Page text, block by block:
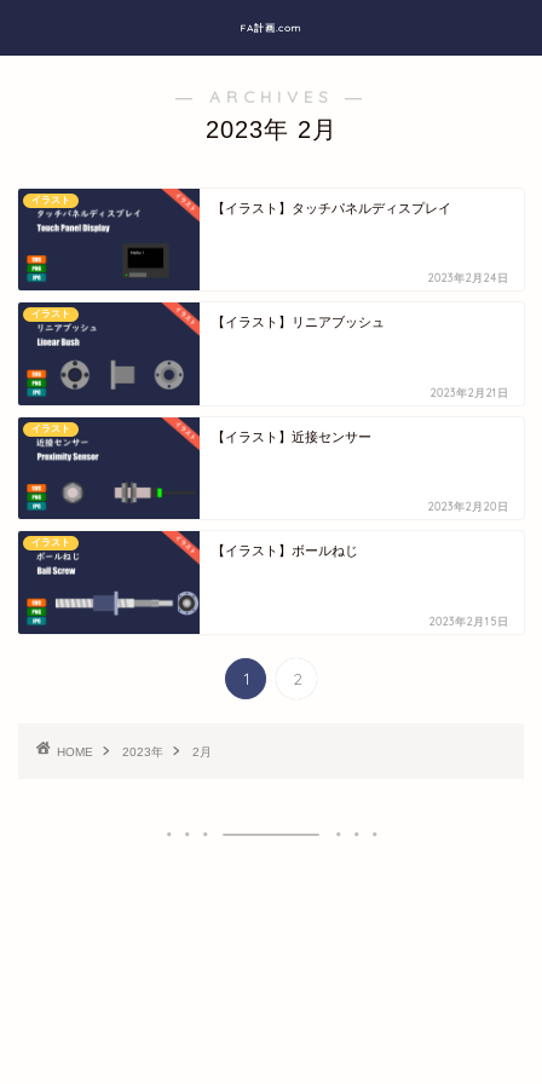
FA計画.com
― ARCHIVES ―
2023年 2月
イラスト
【イラスト】タッチパネルディスプレイ
2023年2月24日
イラスト
【イラスト】リニアブッシュ
2023年2月21日
イラスト
【イラスト】近接センサー
2023年2月20日
イラスト
【イラスト】ボールねじ
2023年2月15日
1 2
HOME 2023年 2月